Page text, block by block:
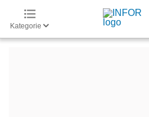
Kategorie